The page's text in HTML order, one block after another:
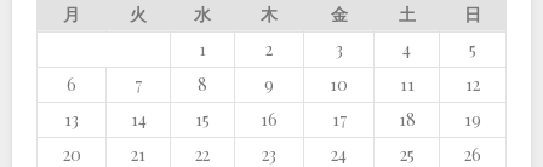
月
火 水 木 金 土
日
1
2 3 4
5
6
7 8 9 10 11
12
13
14 15 16 17 18
19
20
21 22 23 24 25
26